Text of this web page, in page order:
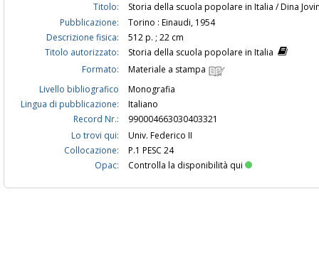
Titolo:
Storia della scuola popolare in Italia / Dina
Pubblicazione:
Torino : Einaudi, 1954
Descrizione fisica:
512 p. ; 22 cm
Titolo autorizzato:
Storia della scuola popolare in Italia
Formato:
Materiale a stampa
Livello bibliografico
Monografia
Lingua di pubblicazione:
Italiano
Record Nr.:
990004663030403321
Lo trovi qui:
Univ. Federico II
Collocazione:
P.1 PESC 24
Opac:
Controlla la disponibilità qui